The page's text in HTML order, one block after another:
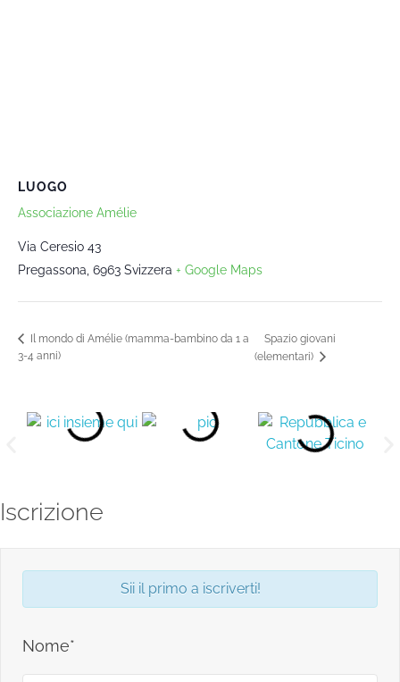
LUOGO
Associazione Amélie
Via Ceresio 43
Pregassona 6963 Svizzera + Google Maps
Il mondo di Amélie (mamma-bambino da 1 a
3-4 anni)
Spazio giovani
(elementari)
Iscrizione
Sii il primo a iscriverti!
Nome*